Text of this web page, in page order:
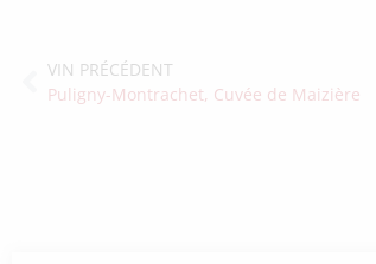
VIN PRÉCÉDENT
Puligny-Montrachet, Cuvée de Maizière